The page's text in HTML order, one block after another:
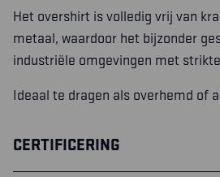
Het overshirt is volledig vrij van
metaal, waardoor het bijzonder
industriële omgevingen met
Ideaal te dragen als overhemd of
CERTIFICERING